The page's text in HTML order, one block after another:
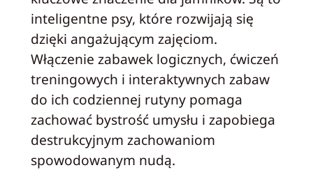
inteligentne psy, które rozwijają się
dzięki angażującym zajęciom.
Włączenie zabawek logicznych, ćwiczeń
treningowych i interaktywnych zabaw
do ich codziennej rutyny pomaga
zachować bystrość umysłu i zapobiega
destrukcyjnym zachowaniom
spowodowanym nudą.